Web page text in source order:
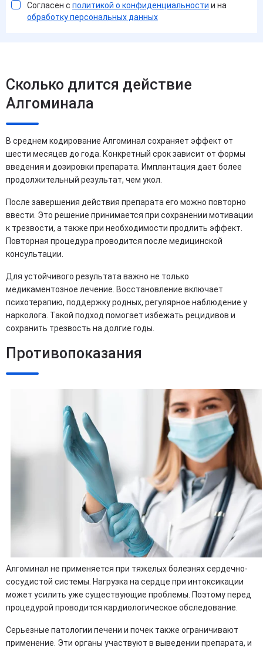
Согласен с политикой о конфиденциальности и на
обработку персональных данных
Сколько длится действие
Алгоминала
В среднем кодирование Алгоминал сохраняет эффект от
шести месяцев до года. Конкретный срок зависит от формы
введения и дозировки препарата. Имплантация дает более
продолжительный результат, чем укол.
После завершения действия препарата его можно повторно
ввести. Это решение принимается при сохранении мотивации
к трезвости, а также при необходимости продлить эффект.
Повторная процедура проводится после медицинской
консультации.
Для устойчивого результата важно не только
медикаментозное лечение. Восстановление включает
психотерапию, поддержку родных, регулярное наблюдение у
нарколога. Такой подход помогает избежать рецидивов и
сохранить трезвость на долгие годы.
Противопоказания
Алгоминал не применяется при тяжелых болезнях сердечно-
сосудистой системы. Нагрузка на сердце при интоксикации
может усилить уже существующие проблемы. Поэтому перед
процедурой проводится кардиологическое обследование.
Серьезные патологии печени и почек также ограничивают
применение. Эти органы участвуют в выведении препарата, и